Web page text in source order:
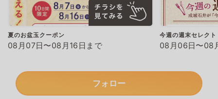
夏のお盆玉クーポン
08月07日〜08月16日まで
今週の週末セレクト
08月06日〜08
フォロー